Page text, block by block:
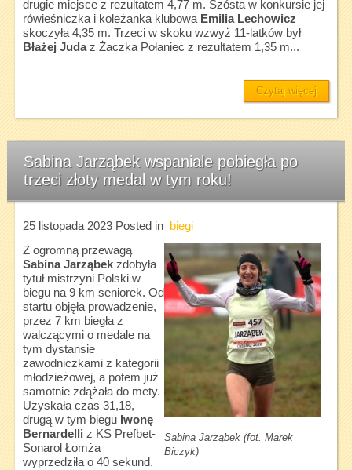
drugie miejsce z rezultatem 4,77 m. Szósta w konkursie jej
rówieśniczka i koleżanka klubowa Emilia Lechowicz
skoczyła 4,35 m. Trzeci w skoku wzwyż 11-latków był
Błażej Judaz Żaczka Połaniec z rezultatem 1,35 m...
Czytaj więcej
Sabina Jarząbek wspaniale pobiegła po
trzeci złoty medal w tym roku!
25 listopada 2023Posted in biegi
Sabina Jarząbek (fot. Marek
Biczyk)
Z ogromną przewagą
Sabina Jarząbekzdobyła
tytuł mistrzyni Polski w
biegu na 9 km seniorek. Od
startu objęła prowadzenie,
przez 7 km biegła z
walczącymi o medale na
tym dystansie
zawodniczkami z kategorii
młodzieżowej, a potem już
samotnie zdążała do mety.
Uzyskała czas 31,18,
drugą w tym biegu Iwonę
Bernardelli z KS Prefbet-
Sonarol Łomża
wyprzedziła o 40 sekund.